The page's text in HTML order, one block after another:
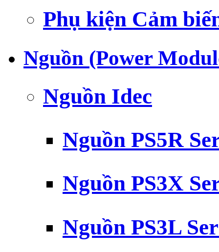
Phụ kiện Cảm
Nguồn (Power
Nguồn Idec
Nguồn PS5R
Nguồn PS3X
Nguồn PS3L